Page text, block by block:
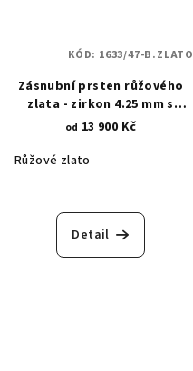
Zásnubní prsten růžového
zlata - zirkon 4.25 mm s
květinovými krapnami 1633
od 13 900 Kč
Růžové zlato
Detail
KÓD: 1633/47-B.ZLATO